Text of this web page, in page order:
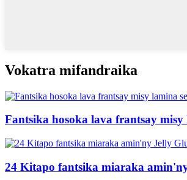
Vokatra mifandraika
Fantsika hosoka lava frantsay misy
24 Kitapo fantsika miaraka